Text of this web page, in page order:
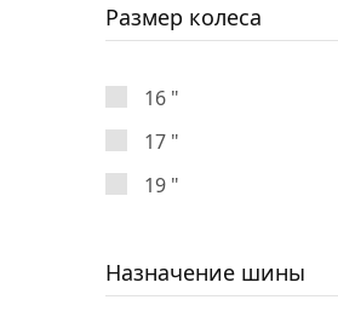
Размер колеса
16 "
17 "
19 "
Назначение шины